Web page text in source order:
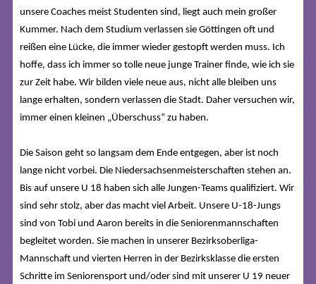
unsere Coaches meist Studenten sind, liegt auch mein großer
Kummer. Nach dem Studium verlassen sie Göttingen oft und
reißen eine Lücke, die immer wieder gestopft werden muss. Ich
hoffe, dass ich immer so tolle neue junge Trainer finde, wie ich sie
zur Zeit habe. Wir bilden viele neue aus, nicht alle bleiben uns
lange erhalten, sondern verlassen die Stadt. Daher versuchen wir,
immer einen kleinen „Überschuss“ zu haben.
Die Saison geht so langsam dem Ende entgegen, aber ist noch
lange nicht vorbei. Die Niedersachsenmeisterschaften stehen an.
Bis auf unsere U 18 haben sich alle Jungen-Teams qualifiziert. Wir
sind sehr stolz, aber das macht viel Arbeit. Unsere U-18-Jungs
sind von Tobi und Aaron bereits in die Seniorenmannschaften
begleitet worden. Sie machen in unserer Bezirksoberliga-
Mannschaft und vierten Herren in der Bezirksklasse die ersten
Schritte im Seniorensport und/oder sind mit unserer U 19 neuer